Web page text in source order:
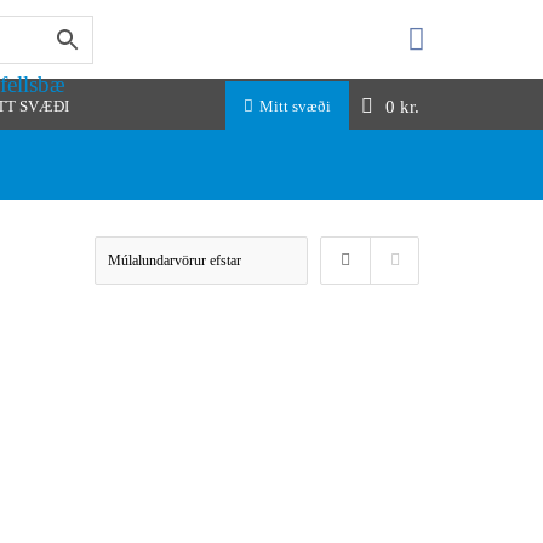
SVÆÐI Mitt svæði 0 kr.